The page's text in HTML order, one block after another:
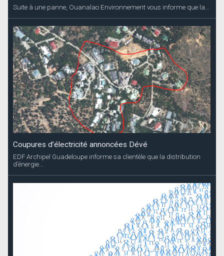
Suite à une panne, Ouanalao Environnement vous informe que la...
Coupures d’électricité annoncées Dévé
EDF Archipel Guadeloupe informe sa clientèle que la distribution
d’énergie...